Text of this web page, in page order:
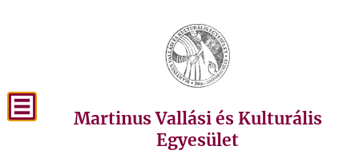
Martinus Vallási és Kulturális
Egyesület